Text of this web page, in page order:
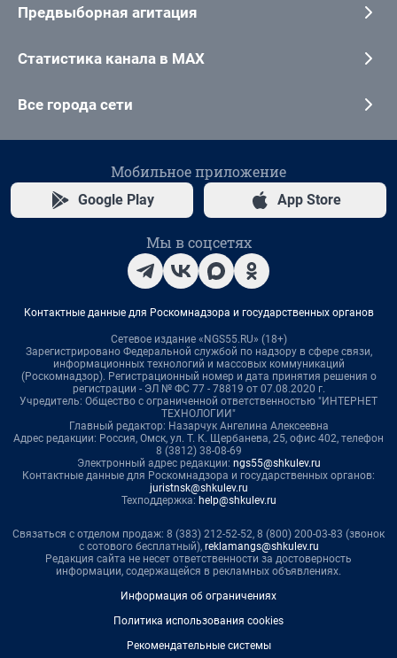
Предвыборная агитация
Статистика канала в MAX
Все города сети
Мобильное приложение
Google Play App Store
Мы в соцсетях
Контактные данные для Роскомнадзора и государственных органов
Сетевое издание «NGS55.RU» (18+)
Зарегистрировано Федеральной службой по надзору в сфере связи,
информационных технологий и массовых коммуникаций
(Роскомнадзор). Регистрационный номер и дата принятия решения о
регистрации - ЭЛ № ФС 77 - 78819 от 07.08.2020 г.
Учредитель: Общество с ограниченной ответственностью "ИНТЕРНЕТ
ТЕХНОЛОГИИ"
Главный редактор: Назарчук Ангелина Алексеевна
Адрес редакции: Россия, Омск, ул. Т. К. Щербанева, 25, офис 402, телефон
8 (3812) 38-08-69
Электронный адрес редакции: ngs55@shkulev.ru
Контактные данные для Роскомнадзора и государственных органов:
juristnsk@shkulev.ru
Техподдержка: help@shkulev.ru
Связаться с отделом продаж: 8 (383) 212-52-52, 8 (800) 200-03-83 (звонок
с сотового бесплатный), reklamangs@shkulev.ru
Редакция сайта не несет ответственности за достоверность
информации, содержащейся в рекламных объявлениях.
Информация об ограничениях
Политика использования cookies
Рекомендательные системы